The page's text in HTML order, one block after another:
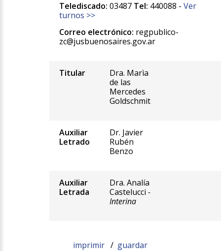
Telediscado: 03487 Tel: 440088 - Ver
turnos >>
Correo electrónico: regpublico-
zc@jusbuenosaires.gov.ar
Titular
Dra. Marìa
de las
Mercedes
Goldschmit
Auxiliar
Letrado
Dr. Javier
Rubén
Benzo
Auxiliar
Letrada
Dra. Analía
Castelucci -
Interina
imprimir / guardar